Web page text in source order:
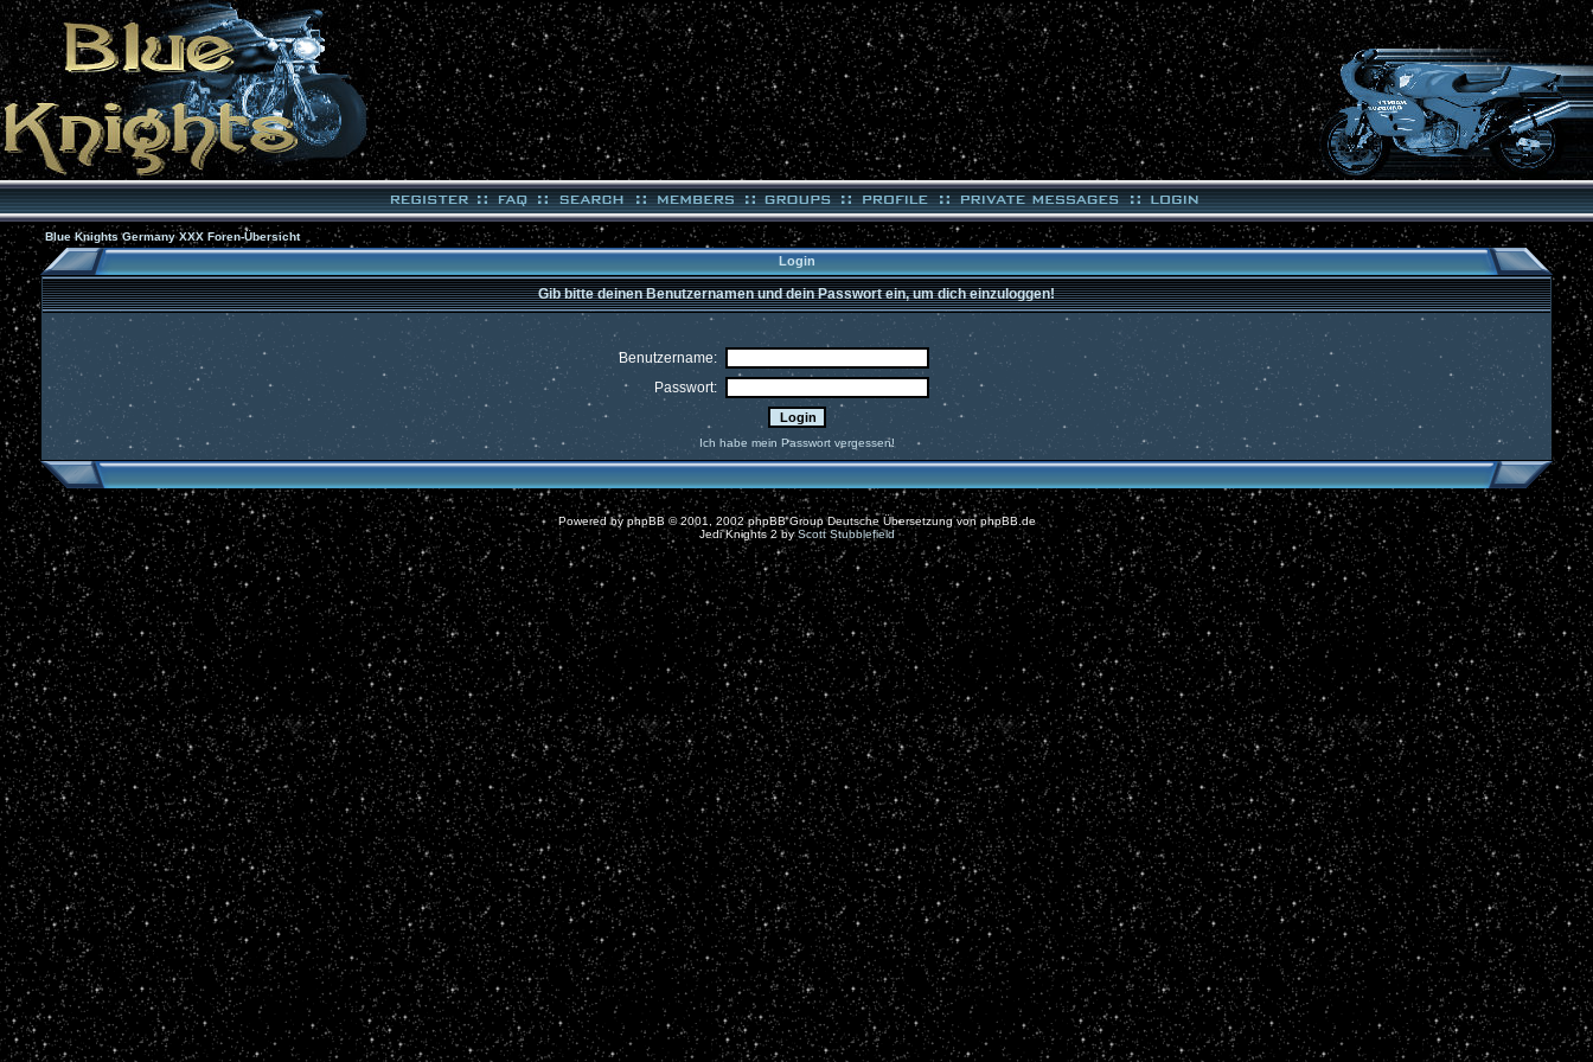
Blue Knights Germany XXX Foren-Übersicht
Login
Gib bitte deinen Benutzernamen und dein Passwort ein, um dich einzuloggen!
Benutzername:
Passwort:
Ich habe mein Passwort vergessen!
Powered by phpBB© 2001, 2002 phpBB Group Deutsche Übersetzung vonphpBB.de
Jedi Knights 2 byScott Stubblefield